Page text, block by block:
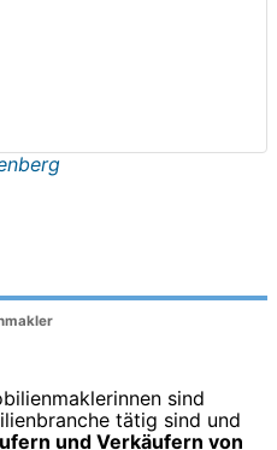
sind
tätig sind und
und Verkäufern von